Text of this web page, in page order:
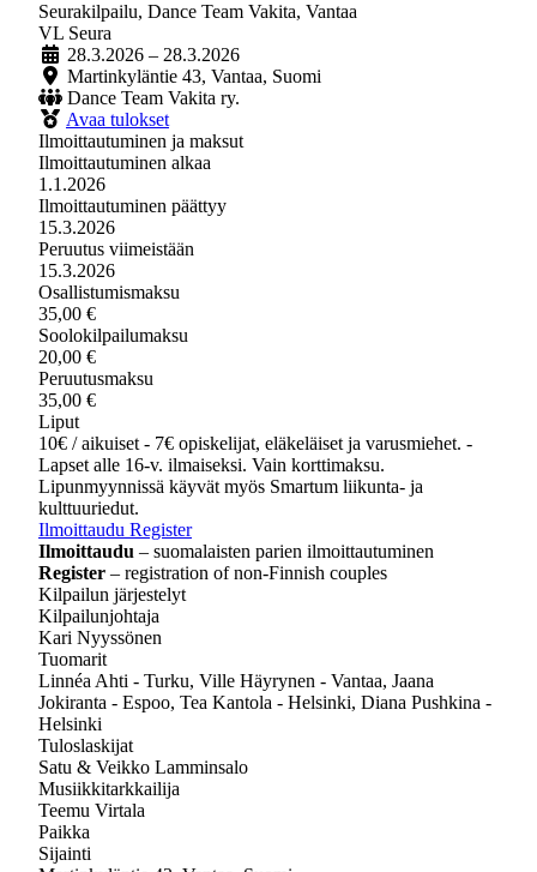
Seurakilpailu, Dance Team Vakita, Vantaa
VL Seura
28.3.2026 – 28.3.2026
Martinkyläntie 43, Vantaa, Suomi
Dance Team Vakita ry.
Avaa tulokset
Ilmoittautuminen ja maksut
Ilmoittautuminen alkaa
1.1.2026
Ilmoittautuminen päättyy
15.3.2026
Peruutus viimeistään
15.3.2026
Osallistumismaksu
35,00 €
Soolokilpailumaksu
20,00 €
Peruutusmaksu
35,00 €
Liput
10€ / aikuiset - 7€ opiskelijat, eläkeläiset ja varusmiehet. -
Lapset alle 16-v. ilmaiseksi. Vain korttimaksu.
Lipunmyynnissä käyvät myös Smartum liikunta- ja
kulttuuriedut.
Ilmoittaudu Register
Ilmoittaudu – suomalaisten parien ilmoittautuminen
Register – registration of non-Finnish couples
Kilpailun järjestelyt
Kilpailunjohtaja
Kari Nyyssönen
Tuomarit
Linnéa Ahti - Turku, Ville Häyrynen - Vantaa, Jaana
Jokiranta - Espoo, Tea Kantola - Helsinki, Diana Pushkina -
Helsinki
Tuloslaskijat
Satu & Veikko Lamminsalo
Musiikkitarkkailija
Teemu Virtala
Paikka
Sijainti